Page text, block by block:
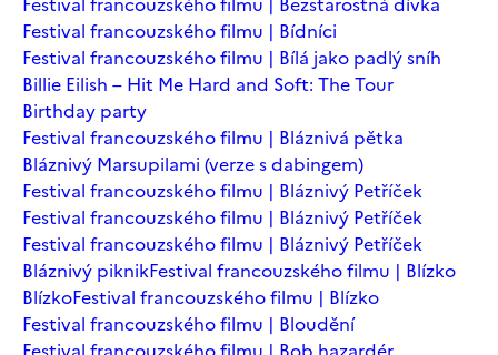
Festival francouzského filmu | Bídníci
Festival francouzského filmu | Bílá jako padlý sníh
Billie Eilish – Hit Me Hard and Soft: The Tour
Birthday party
Festival francouzského filmu | Bláznivá pětka
Bláznivý Marsupilami (verze s dabingem)
Festival francouzského filmu | Bláznivý Petříček
Festival francouzského filmu | Bláznivý Petříček
Festival francouzského filmu | Bláznivý Petříček
Bláznivý piknikFestival francouzského filmu | Blízko
BlízkoFestival francouzského filmu | Blízko
Festival francouzského filmu | Bloudění